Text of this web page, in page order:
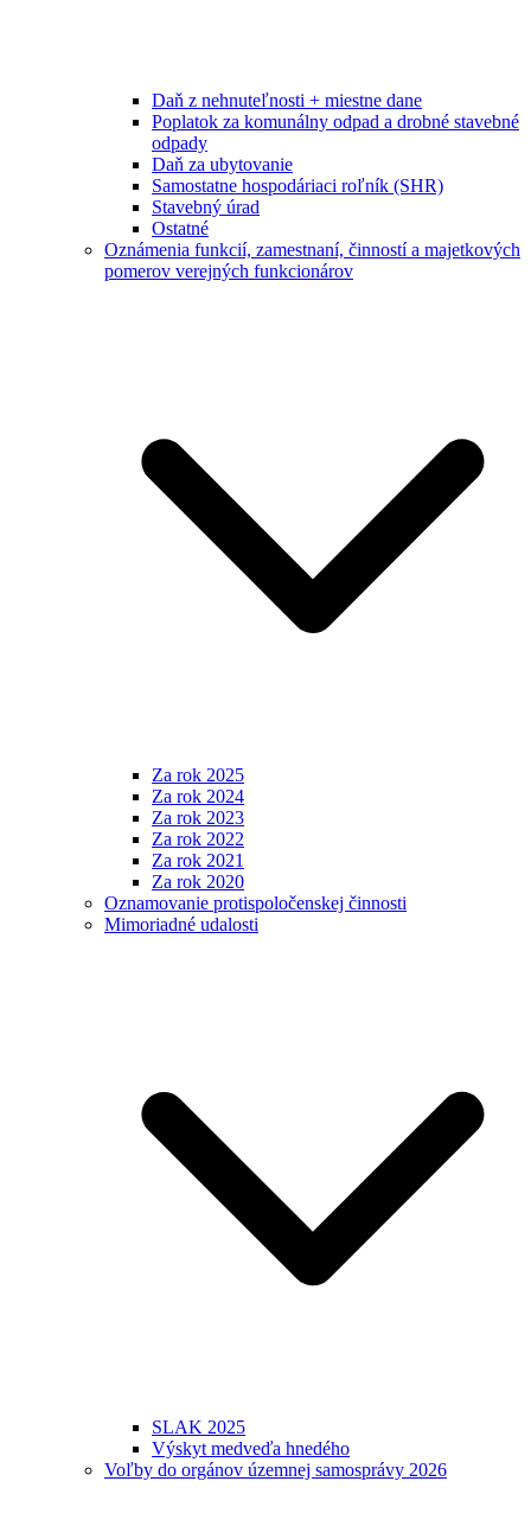
Daň z nehnuteľnosti + miestne dane
Poplatok za komunálny odpad a drobné stavebné
odpady
Daň za ubytovanie
Samostatne hospodáriaci roľník (SHR)
Stavebný úrad
Ostatné
Oznámenia funkcií, zamestnaní, činností a majetkových
pomerov verejných funkcionárov
Za rok 2025
Za rok 2024
Za rok 2023
Za rok 2022
Za rok 2021
Za rok 2020
Oznamovanie protispoločenskej činnosti
Mimoriadné udalosti
SLAK 2025
Výskyt medveďa hnedého
Voľby do orgánov územnej samosprávy 2026